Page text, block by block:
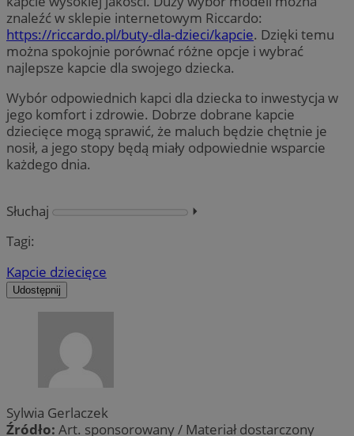
znaleźć w sklepie internetowym Riccardo:
https://riccardo.pl/buty-dla-dzieci/kapcie. Dzięki temu
można spokojnie porównać różne opcje i wybrać
najlepsze kapcie dla swojego dziecka.
Wybór odpowiednich kapci dla dziecka to inwestycja w
jego komfort i zdrowie. Dobrze dobrane kapcie
dziecięce mogą sprawić, że maluch będzie chętnie je
nosił, a jego stopy będą miały odpowiednie wsparcie
każdego dnia.
Słuchaj
⏵︎
Tagi:
Kapcie dziecięce
Udostępnij
Sylwia Gerlaczek
Źródło: Art. sponsorowany / Materiał dostarczony